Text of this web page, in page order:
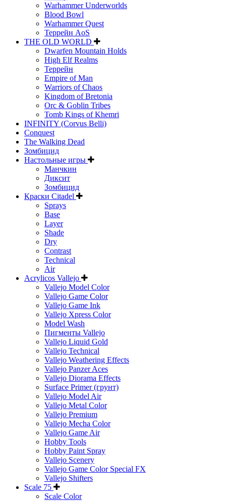
Warhammer Underworlds
Blood Bowl
Warhammer Quest
Террейн AoS
THE OLD WORLD
Dwarfen Mountain Holds
High Elf Realms
Террейн
Empire of Man
Warriors of Chaos
Kingdom of Bretonia
Orc & Goblin Tribes
Tomb Kings of Khemri
INFINITY (Corvus Belli)
Conquest
The Walking Dead
Зомбицид
Настольные игры
Манчкин
Диксит
Зомбицид
Краски Citadel
Sprays
Base
Layer
Shade
Dry
Contrast
Technical
Air
Acrylicos Vallejo
Vallejo Model Color
Vallejo Game Color
Vallejo Game Ink
Vallejo Xpress Color
Model Wash
Пигменты Vallejo
Vallejo Liquid Gold
Vallejo Technical
Vallejo Weathering Effects
Vallejo Panzer Aces
Vallejo Diorama Effects
Surface Primer (грунт)
Vallejo Model Air
Vallejo Metal Color
Vallejo Premium
Vallejo Mecha Color
Vallejo Game Air
Hobby Tools
Hobby Paint Spray
Vallejo Scenery
Vallejo Game Color Special FX
Vallejo Shifters
Scale 75
Scale Color